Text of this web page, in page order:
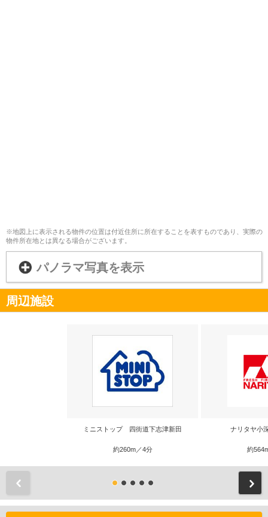
※地図上に表示される物件の位置は付近住所に所在することを表すものであり、実際の
物件所在地とは異なる場合がございます。
パノラマ写真を表示
周辺施設
ミニストップ 四街道下志津新田
約260m／4分
ナリタヤ小
約